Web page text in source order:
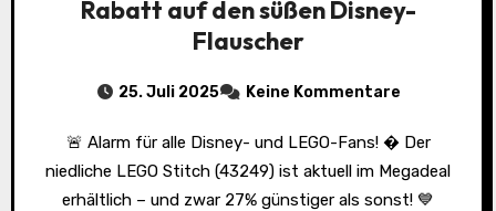
Rabatt auf den süßen Disney-
Flauscher
25. Juli 2025 Keine Kommentare
🚨 Alarm für alle Disney- und LEGO-Fans! � Der
niedliche LEGO Stitch (43249) ist aktuell im Megadeal
erhältlich – und zwar 27% günstiger als sonst! 💙